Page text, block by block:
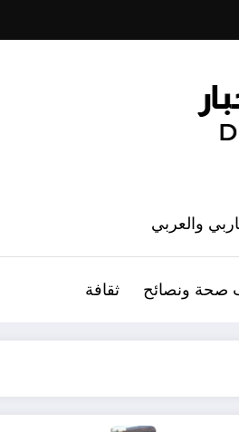
والعربي
ونصائح ثقافة